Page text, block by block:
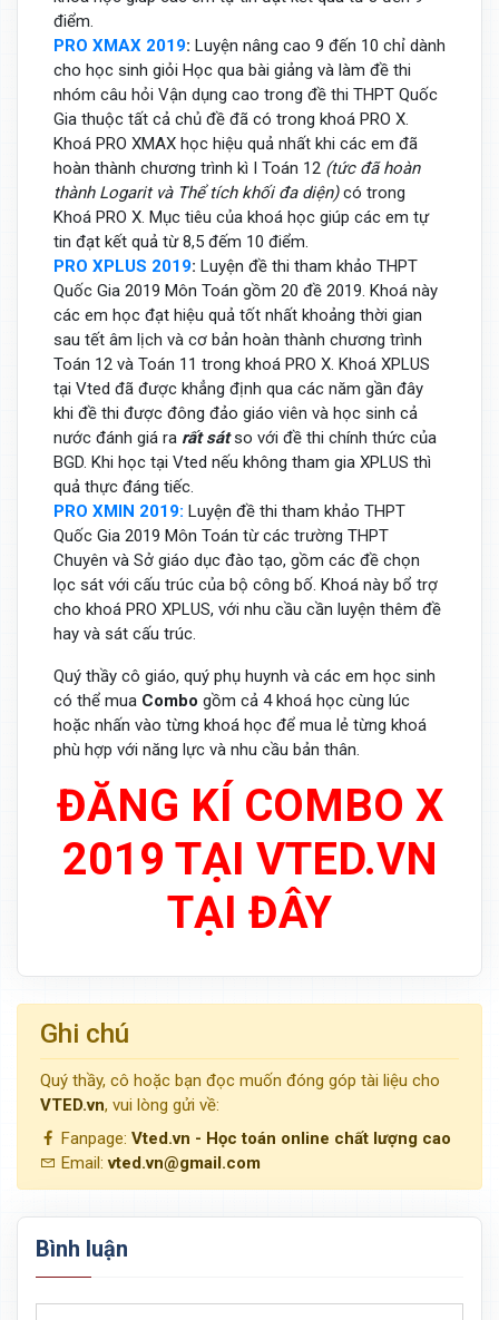
điểm.
PRO XMAX 2019: Luyện nâng cao 9 đến 10 chỉ dành
cho học sinh giỏi Học qua bài giảng và làm đề thi
nhóm câu hỏi Vận dụng cao trong đề thi THPT Quốc
Gia thuộc tất cả chủ đề đã có trong khoá PRO X.
Khoá PRO XMAX học hiệu quả nhất khi các em đã
hoàn thành chương trình kì I Toán 12 (tức đã hoàn
thành Logarit và Thể tích khối đa diện)có trong
Khoá PRO X. Mục tiêu của khoá học giúp các em tự
tin đạt kết quả từ 8,5 đếm 10 điểm.
PRO XPLUS 2019: Luyện đề thi tham khảo THPT
Quốc Gia 2019 Môn Toán gồm 20 đề 2019. Khoá này
các em học đạt hiệu quả tốt nhất khoảng thời gian
sau tết âm lịch và cơ bản hoàn thành chương trình
Toán 12 và Toán 11 trong khoá PRO X. Khoá XPLUS
tại Vted đã được khẳng định qua các năm gần đây
khi đề thi được đông đảo giáo viên và học sinh cả
nước đánh giá ra rất sátso với đề thi chính thức của
BGD. Khi học tại Vted nếu không tham gia XPLUS thì
quả thực đáng tiếc.
PRO XMIN 2019: Luyện đề thi tham khảo THPT
Quốc Gia 2019 Môn Toán từ các trường THPT
Chuyên và Sở giáo dục đào tạo, gồm các đề chọn
lọc sát với cấu trúc của bộ công bố. Khoá này bổ trợ
cho khoá PRO XPLUS, với nhu cầu cần luyện thêm đề
hay và sát cấu trúc.
Quý thầy cô giáo, quý phụ huynh và các em học sinh
có thể mua Combo gồm cả 4 khoá học cùng lúc
hoặc nhấn vào từng khoá học để mua lẻ từng khoá
phù hợp với năng lực và nhu cầu bản thân.
ĐĂNG KÍ COMBO X
2019 TẠI VTED.VN
TẠI ĐÂY
Ghi chú
Quý thầy, cô hoặc bạn đọc muốn đóng góp tài liệu cho
VTED.vn, vui lòng gửi về:
Fanpage: Vted.vn - Học toán online chất lượng cao
Email:vted.vn@gmail.com
Bình luận